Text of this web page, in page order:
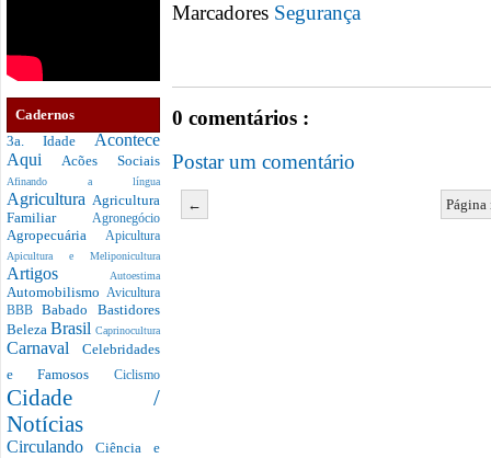
Cadernos
3a. Idade Acontece
Aqui Acões Sociais
Afinando a língua
Agricultura Agricultura
Familiar Agronegócio
Agropecuária Apicultura
Apicultura e Meliponicultura
Artigos Autoestima
Automobilismo Avicultura
BBBBabado Bastidores
Beleza Brasil Caprinocultura
Carnaval Celebridades
e Famosos Ciclismo
Cidade /
Notícias
CirculandoCiência e
Marcadores Segurança
0 comentários :
Postar um comentário
←